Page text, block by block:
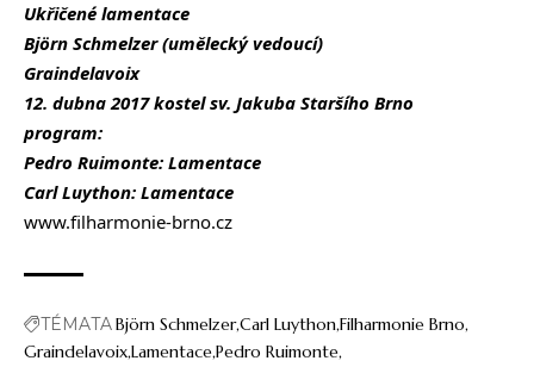
Ukřičené lamentace
Björn Schmelzer (umělecký vedoucí)
Graindelavoix
12. dubna 2017 kostel sv. Jakuba Staršího Brno
program:
Pedro Ruimonte: Lamentace
Carl Luython: Lamentace
www.filharmonie-brno.cz
TÉMATABjörn SchmelzerCarl LuythonFilharmonie Brno
GraindelavoixLamentacePedro Ruimonte